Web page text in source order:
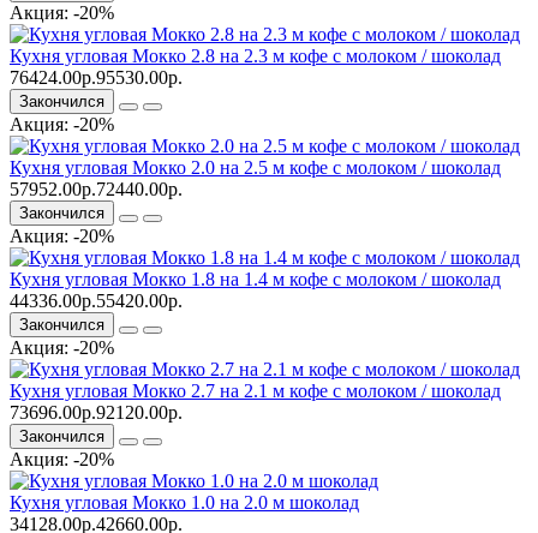
Акция: -20%
Кухня угловая Мокко 2.8 на 2.3 м кофе с молоком / шоколад
76424.00р.95530.00р.
Закончился
Акция: -20%
Кухня угловая Мокко 2.0 на 2.5 м кофе с молоком / шоколад
57952.00р.72440.00р.
Закончился
Акция: -20%
Кухня угловая Мокко 1.8 на 1.4 м кофе с молоком / шоколад
44336.00р.55420.00р.
Закончился
Акция: -20%
Кухня угловая Мокко 2.7 на 2.1 м кофе с молоком / шоколад
73696.00р.92120.00р.
Закончился
Акция: -20%
Кухня угловая Мокко 1.0 на 2.0 м шоколад
34128.00р.42660.00р.